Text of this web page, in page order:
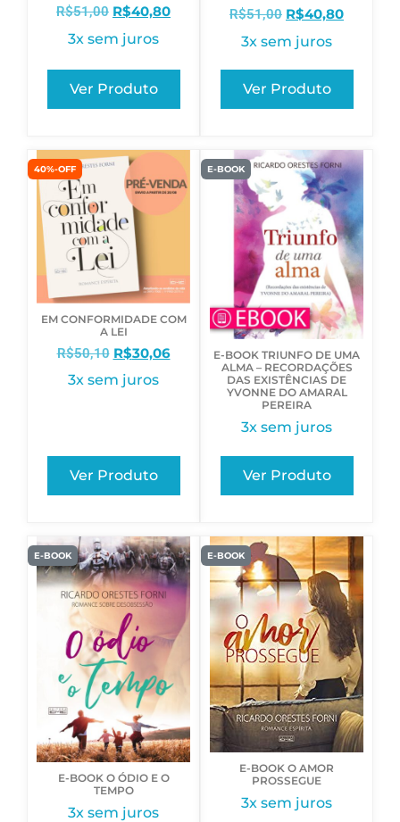
R$51,00 R$40,80
3x sem juros
Ver Produto
R$51,00 R$40,80
3x sem juros
Ver Produto
40%-OFF
EM CONFORMIDADE COM
A LEI
R$50,10 R$30,06
3x sem juros
Ver Produto
E-BOOK
E-BOOK TRIUNFO DE UMA
ALMA – RECORDAÇÕES
DAS EXISTÊNCIAS DE
YVONNE DO AMARAL
PEREIRA
3x sem juros
Ver Produto
E-BOOK
E-BOOK O ÓDIO E O
TEMPO
3x sem juros
E-BOOK
E-BOOK O AMOR
PROSSEGUE
3x sem juros